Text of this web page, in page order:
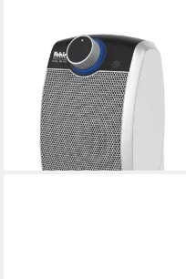
Heizlüfter Trend HL 140,
1800 W
ab 35,00 € UVP69,00 €
-49%
lieferbar - in 2-3 Werktagen bei dir